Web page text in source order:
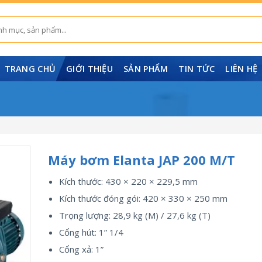
TRANG CHỦ GIỚI THIỆU SẢN PHẨM TIN TỨC LIÊN HỆ
Máy bơm Elanta JAP 200 M/T
Kích thước: 430 × 220 × 229,5 mm
Kích thước đóng gói: 420 × 330 × 250 mm
Trọng lượng: 28,9 kg (M) / 27,6 kg (T)
Cổng hút: 1” 1/4
Cổng xả: 1”